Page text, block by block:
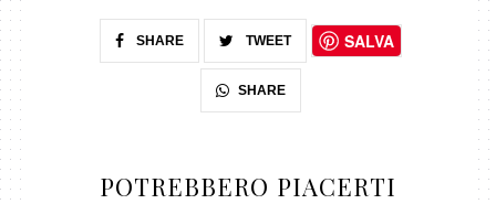
SHARE TWEET SALVA
SHARE
POTREBBERO PIACERTI